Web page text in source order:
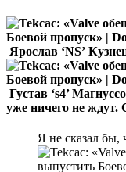
Ярослав ‘NS’
Густав ‘s4’
уже ничего не ждут.
Я не сказал бы,